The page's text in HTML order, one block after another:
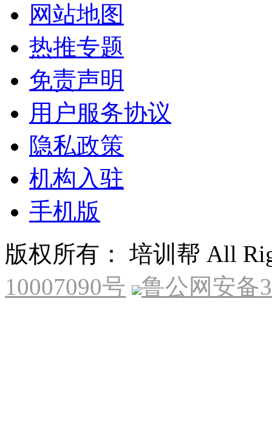
网站地图
热推专题
免责声明
用户服务协议
隐私政策
机构入驻
手机版
版权所有： 培训帮 All
10007090号
鲁公网安备